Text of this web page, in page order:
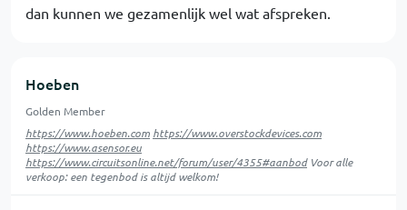
dan kunnen we gezamenlijk wel wat afspreken.
Hoeben
Golden Member
https://www.hoeben.com https://www.overstockdevices.com
https://www.asensor.eu
https://www.circuitsonline.net/forum/user/4355#aanbodVoor alle
verkoop: een tegenbod is altijd welkom!